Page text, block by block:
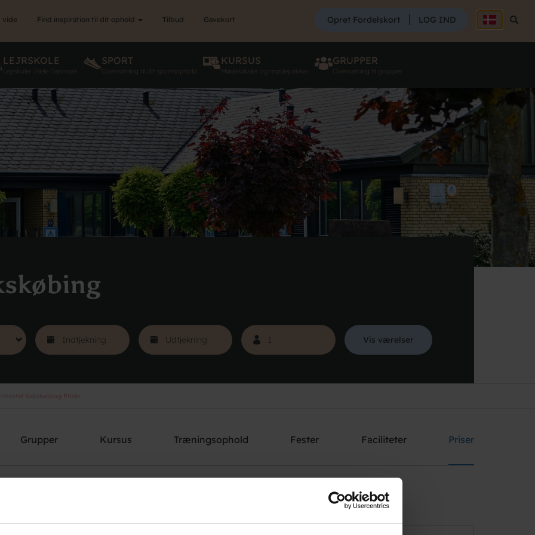
SØG
Søg
Opret Fordelskort LOG IND
vide Find inspiration til dit ophold Tilbud Gavekort
LEJRSKOLE
Lejrskoler i hele Danmark
SPORT
Overnatning til dit sportsophold
KURSUS
Mødelokaler og mødepakker
GRUPPER
Overnatning til grupper
Vis værelser
Grupper Kursus Træningsophold Fester Faciliteter Priser